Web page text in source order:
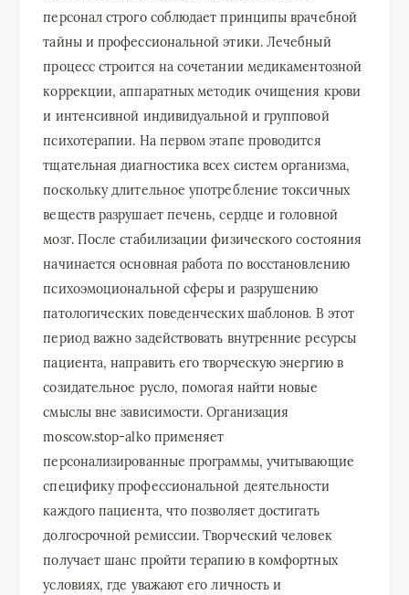
персонал строго соблюдает принципы врачебной
тайны и профессиональной этики. Лечебный
процесс строится на сочетании медикаментозной
коррекции, аппаратных методик очищения крови
и интенсивной индивидуальной и групповой
психотерапии. На первом этапе проводится
тщательная диагностика всех систем организма,
поскольку длительное употребление токсичных
веществ разрушает печень, сердце и головной
мозг. После стабилизации физического состояния
начинается основная работа по восстановлению
психоэмоциональной сферы и разрушению
патологических поведенческих шаблонов. В этот
период важно задействовать внутренние ресурсы
пациента, направить его творческую энергию в
созидательное русло, помогая найти новые
смыслы вне зависимости. Организация
moscow.stop-alko применяет
персонализированные программы, учитывающие
специфику профессиональной деятельности
каждого пациента, что позволяет достигать
долгосрочной ремиссии. Творческий человек
получает шанс пройти терапию в комфортных
условиях, где уважают его личность и